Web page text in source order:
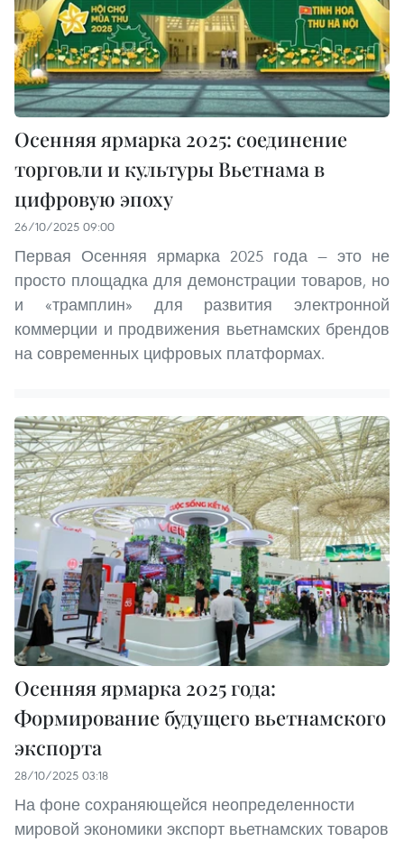
Осенняя ярмарка 2025: соединение
торговли и культуры Вьетнама в
цифровую эпоху
26/10/2025 09:00
Первая Осенняя ярмарка 2025 года — это не
просто площадка для демонстрации товаров, но
и «трамплин» для развития электронной
коммерции и продвижения вьетнамских брендов
на современных цифровых платформах.
Осенняя ярмарка 2025 года:
Формирование будущего вьетнамского
экспорта
28/10/2025 03:18
На фоне сохраняющейся неопределенности
мировой экономики экспорт вьетнамских товаров